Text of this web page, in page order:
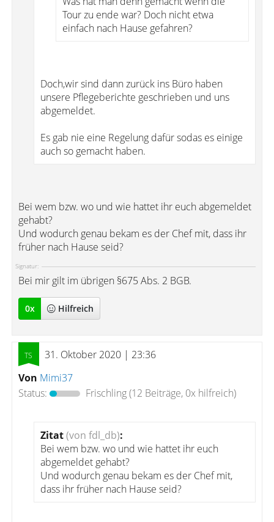
Tour zu ende war? Doch nicht etwa
einfach nach Hause gefahren?
Doch,wir sind dann zurück ins Büro haben
unsere Pflegeberichte geschrieben und uns
abgemeldet.
Es gab nie eine Regelung dafür sodas es einige
auch so gemacht haben.
Bei wem bzw. wo und wie hattet ihr euch abgemeldet
gehabt?
Und wodurch genau bekam es der Chef mit, dass ihr
früher nach Hause seid?
Signatur:
Bei mir gilt im übrigen §675 Abs. 2 BGB.
0x Hilfreich
31. Oktober 2020 | 23:36
Von Mimi37
Status:
Frischling(12 Beiträge, 0x hilfreich)
Zitat(von fdl_db):
Bei wem bzw. wo und wie hattet ihr euch
abgemeldet gehabt?
Und wodurch genau bekam es der Chef mit,
dass ihr früher nach Hause seid?